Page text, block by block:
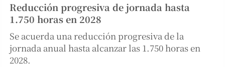
Reducción progresiva de jornada hasta
1.750 horas en 2028
Se acuerda una reducción progresiva de la
jornada anual hasta alcanzar las 1.750 horas en
2028.